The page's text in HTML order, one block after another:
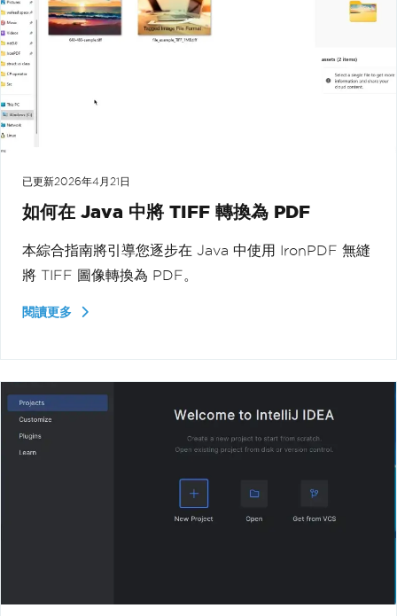
已更新2026年4月21日
如何在 Java 中將 TIFF 轉換為 PDF
本綜合指南將引導您逐步在 Java 中使用 IronPDF 無縫
將 TIFF 圖像轉換為 PDF。
閱讀更多